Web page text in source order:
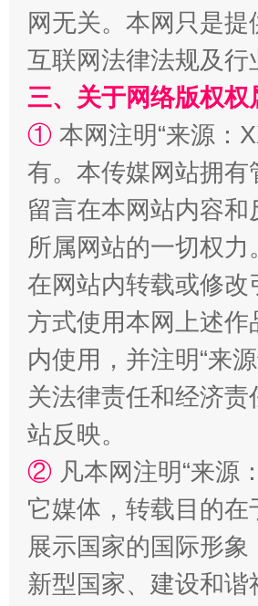
镜头丨大暑三秋近
如何以同查同治破解风腐交织难题
网无关。本网只是
互联网法律法规及
三、关于网络版权权
① 本网注明“来源：
有。本传媒网站拥
留言在本网站内容
所属网站的一切权
在网站内转载或修
方式使用本网上述
内使用，并注明“来
关法律责任和经济
站反映。
② 凡本网注明“来源
它媒体，转载目的
展示国家的国际形
新型国家、建设和